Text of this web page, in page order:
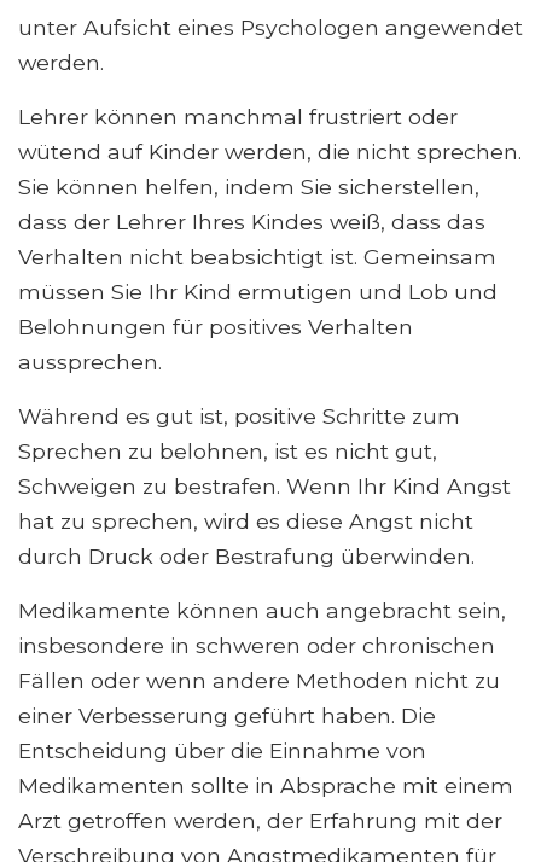
unter Aufsicht eines Psychologen angewendet
werden.
Lehrer können manchmal frustriert oder
wütend auf Kinder werden, die nicht sprechen.
Sie können helfen, indem Sie sicherstellen,
dass der Lehrer Ihres Kindes weiß, dass das
Verhalten nicht beabsichtigt ist. Gemeinsam
müssen Sie Ihr Kind ermutigen und Lob und
Belohnungen für positives Verhalten
aussprechen.
Während es gut ist, positive Schritte zum
Sprechen zu belohnen, ist es nicht gut,
Schweigen zu bestrafen. Wenn Ihr Kind Angst
hat zu sprechen, wird es diese Angst nicht
durch Druck oder Bestrafung überwinden.
Medikamente können auch angebracht sein,
insbesondere in schweren oder chronischen
Fällen oder wenn andere Methoden nicht zu
einer Verbesserung geführt haben. Die
Entscheidung über die Einnahme von
Medikamenten sollte in Absprache mit einem
Arzt getroffen werden, der Erfahrung mit der
Verschreibung von Angstmedikamenten für